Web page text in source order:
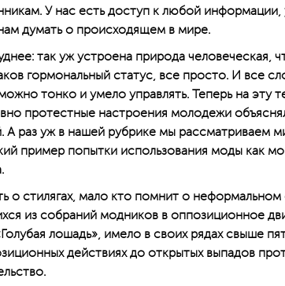
У нас есть доступ к любой
думать о происходящем в мире.
так уж устроена природа человеческая,
гормональный статус, все просто. И все
тонко и умело управлять. Теперь на эту
протестные настрое­ния молодежи
А раз уж в нашей рубрике мы рассматриваем
пример попытки использования моды как
о стилягах, мало кто помнит о неформальном
из собраний модников в оппозиционное
лошадь», имело в своих рядах свыше
действиях до открытых выпадов